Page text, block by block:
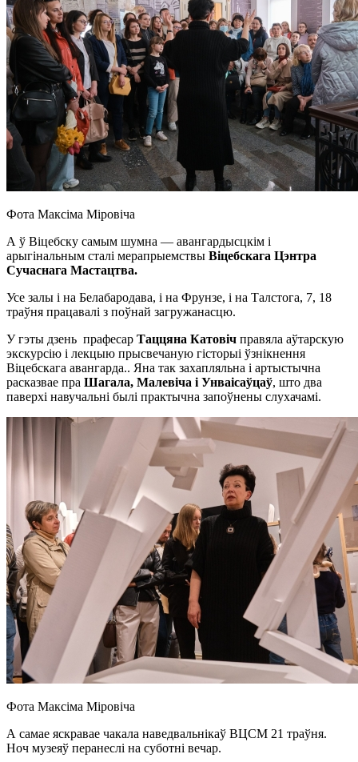
Фота Максіма Міровіча
А ў Віцебску самым шумна — авангардысцкім і
арыгінальным сталі мерапрыемствы Віцебскага Цэнтра
Сучаснага Мастацтва.
Усе залы і на Белабародава, і на Фрунзе, і на Талстога, 7, 18
траўня працавалі з поўнай загружанасцю.
У гэты дзень прафесар Таццяна Катовіч правяла аўтарскую
экскурсію і лекцыю прысвечаную гісторыі ўзнікнення
Віцебскага авангарда.. Яна так захапляльна і артыстычна
расказвае пра Шагала, Малевіча і Унваісаўцаў, што два
паверхі навучальні былі практычна запоўнены слухачамі.
Фота Максіма Міровіча
А самае яскравае чакала наведвальнікаў ВЦСМ 21 траўня.
Ноч музеяў перанеслі на суботні вечар.